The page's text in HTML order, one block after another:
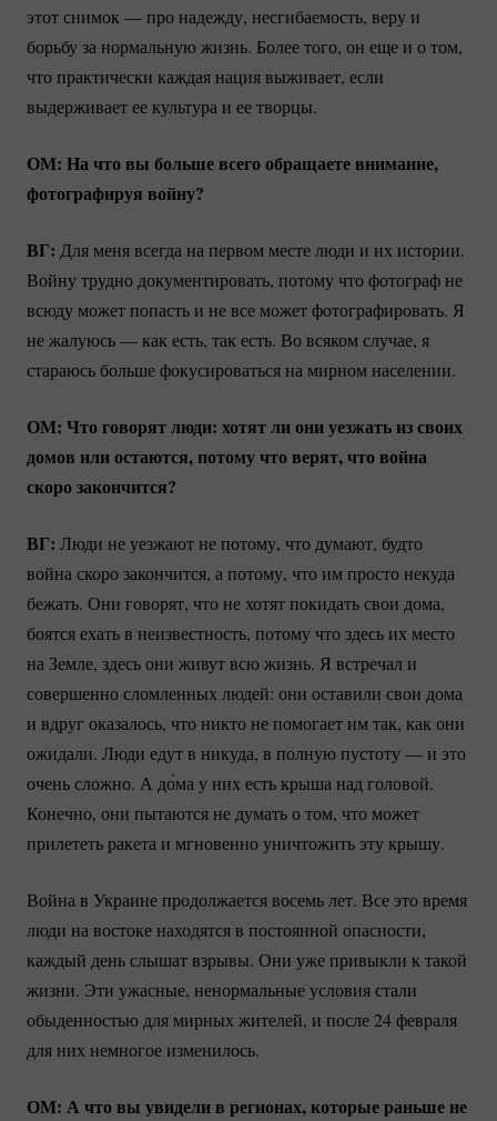
этот снимок — про надежду, несгибаемость, веру и
борьбу за нормальную жизнь. Более того, он еще и о том,
что практически каждая нация выживает, если
выдерживает ее культура и ее творцы.
ОМ: На что вы больше всего обращаете внимание,
фотографируя войну?
ВГ: Для меня всегда на первом месте люди и их истории.
Войну трудно документировать, потому что фотограф не
всюду может попасть и не все может фотографировать. Я
не жалуюсь — как есть, так есть. Во всяком случае, я
стараюсь больше фокусироваться на мирном населении.
ОМ: Что говорят люди: хотят ли они уезжать из своих
домов или остаются, потому что верят, что война
скоро закончится?
ВГ: Люди не уезжают не потому, что думают, будто
война скоро закончится, а потому, что им просто некуда
бежать. Они говорят, что не хотят покидать свои дома,
боятся ехать в неизвестность, потому что здесь их место
на Земле, здесь они живут всю жизнь. Я встречал и
совершенно сломленных людей: они оставили свои дома
и вдруг оказалось, что никто не помогает им так, как они
ожидали. Люди едут в никуда, в полную пустоту — и это
очень сложно. А до́ма у них есть крыша над головой.
Конечно, они пытаются не думать о том, что может
прилететь ракета и мгновенно уничтожить эту крышу.
Война в Украине продолжается восемь лет. Все это время
люди на востоке находятся в постоянной опасности,
каждый день слышат взрывы. Они уже привыкли к такой
жизни. Эти ужасные, ненормальные условия стали
обыденностью для мирных жителей, и после 24 февраля
для них немногое изменилось.
ОМ: А что вы увидели в регионах, которые раньше не